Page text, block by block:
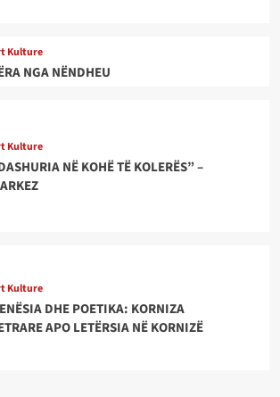
Kulture
NGA NËNDHEU
Kulture
NË KOHË TË KOLERËS” –
Kulture
DHE POETIKA: KORNIZA
APO LETËRSIA NË KORNIZË